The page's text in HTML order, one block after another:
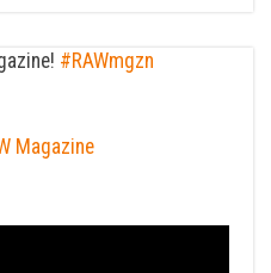
#RAWmgzn
Magazine